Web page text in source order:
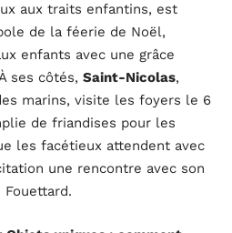
aux traits enfantins, est
de la féerie de Noël,
enfants avec une grâce
ses côtés, Saint-Nicolas,
marins, visite les foyers le 6
de friandises pour les
les facétieux attendent avec
une rencontre avec son